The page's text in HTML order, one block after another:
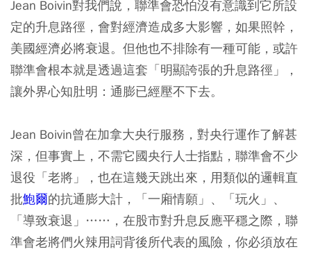
Jean Boivin對我們說，聯準會恐怕沒有意識到它所設
定的升息路徑，會對經濟造成多大影響，如果照幹，
美國經濟必將衰退。但他也不排除有一種可能，或許
聯準會根本就是透過這套「明顯誇張的升息路徑」，
讓外界心知肚明：通膨已經壓不下去。
Jean Boivin曾在加拿大央行服務，對央行運作了解甚
深，但事實上，不需它國央行人士指點，聯準會不少
退役「老將」，也在這幾天跳出來，用類似的邏輯直
批鮑爾的抗通膨大計，「一廂情願」、「玩火」、
「導致衰退」……，在股市對升息反應平穩之際，聯
準會老將們火辣用詞背後所代表的風險，你必須放在